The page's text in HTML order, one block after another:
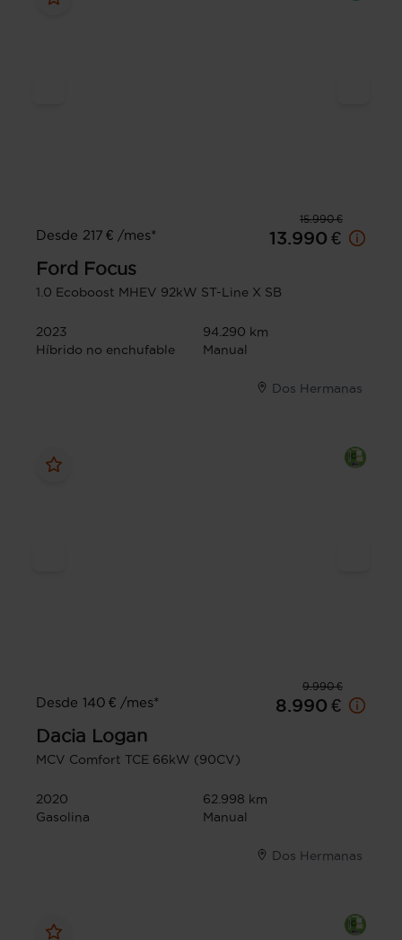
15.990 €
Desde 217 € /mes*
13.990 €
Ford Focus
1.0 Ecoboost MHEV 92kW ST-Line X SB
2023
94.290 km
Híbrido no enchufable
Manual
Dos Hermanas
9.990 €
Desde 140 € /mes*
8.990 €
Dacia Logan
MCV Comfort TCE 66kW (90CV)
2020
62.998 km
Gasolina
Manual
Dos Hermanas